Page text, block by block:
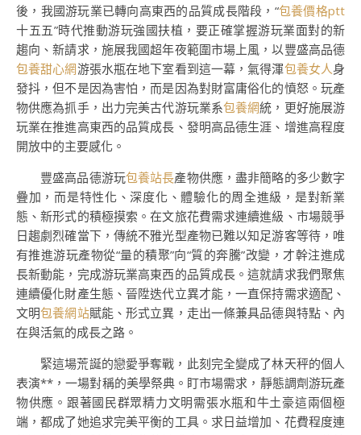
後，我國游玩業已轉向高東西的品質成長階段，“包養價格ptt
十五五”時代推動游玩強國扶植，要正確掌握游玩業面對的新
趨向、新請求，施展我國超年夜範圍市場上風，以豐盛高品德
包養甜心網游張水瓶在地下室看到這一幕，氣得渾包養女人身
發抖，但不是因為害怕，而是因為對財富庸俗化的憤怒。玩產
物供應為抓手，出力完美古代游玩業系包養網統，更好施展游
玩業在推進高東西的品質成長、發明高品德生涯、增進高程度
開放中的主要感化。
豐盛高品德游玩包養站長產物供應，盡非簡略的多少數字
疊加，而是特性化、深度化、體驗化的周全進級，是對新業
態、新形式的積極摸索。在文旅花費需求連續進級、市場競爭
日趨劇烈確當下，傳統不雅光型產物已難以知足游客等待，唯
有推進游玩產物從“量的積聚”向“質的奔騰”改變，才幹注進成
長新動能，完成游玩業高東西的品質成長。這就請求我們聚焦
連續優化財產生態、晉陞迭代立異才能，一直保持需求適配、
文明包養網站賦能、形式立異，走出一條兼具品德與特點、內
在與活氣的成長之路。
緊這場荒誕的戀愛爭奪戰，此刻完全變成了林天秤的個人
表演**，一場對稱的美學祭典。盯市場需求，靜態調劑游玩產
物供應。跟著國民群眾精力文明需張水瓶和牛土豪這兩個極
端，都成了她追求完美平衡的工具。求日益增加、花費程度連